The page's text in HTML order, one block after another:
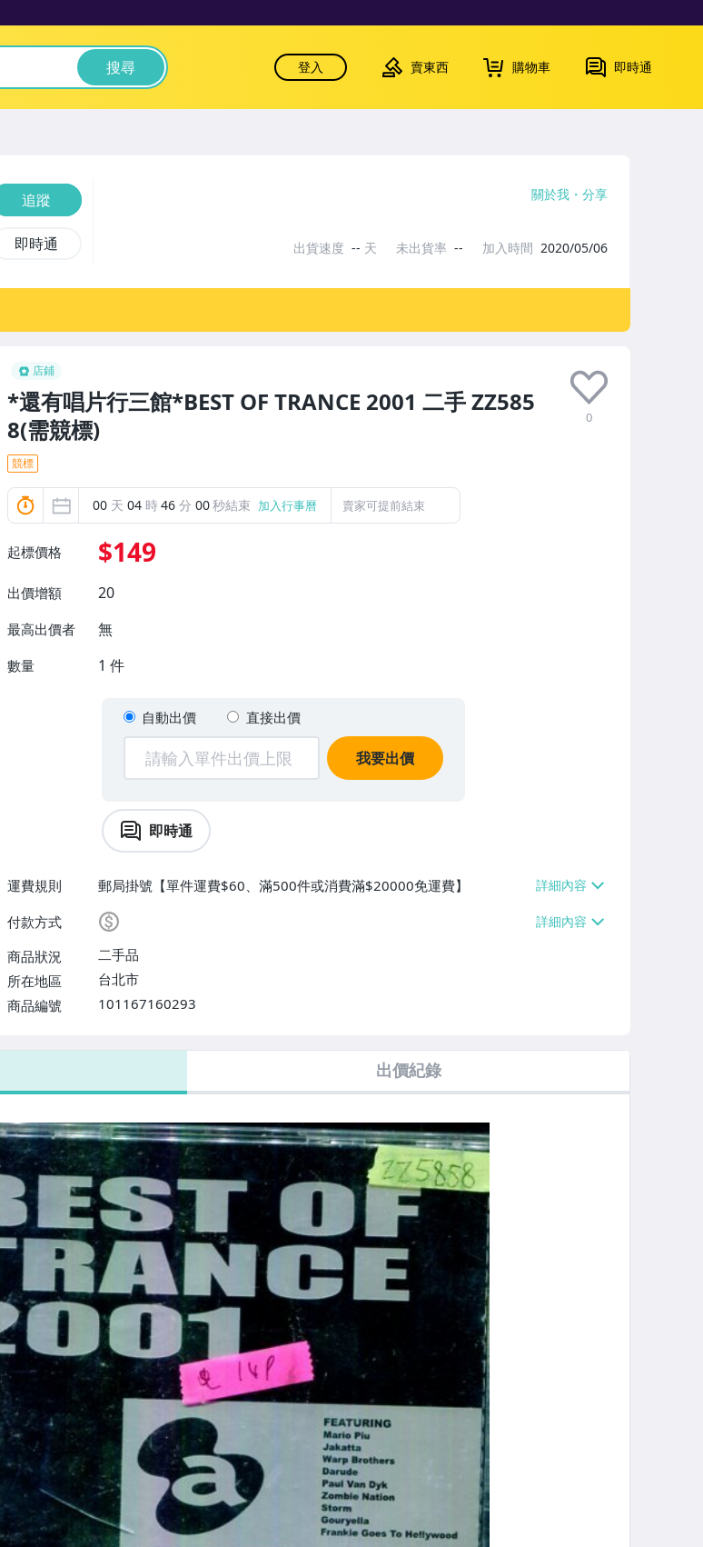
搜尋 登入 賣東西 購物車 即時通
店鋪
*還有唱片行三館*BEST OF TRANCE 2001 二手 ZZ585
8(需競標)
0
競標
00 天 04 時45 分 59秒結束 加入行事曆 賣家可提前結束
起標價格 $149
出價增額 20
最高出價者 無
數量 1 件
自動出價 直接出價
我要出價
即時通
運費規則
郵局掛號【單件運費$60、滿500件或消費滿$20000免運費】
付款方式
商品狀況
二手品
所在地區
台北市
商品編號
101167160293
追蹤
即時通
關於我 分享
出貨速度 -- 天 未出貨率 -- 加入時間 2020/05/06
出價紀錄